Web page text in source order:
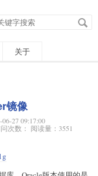
关于
镜像
06-27 09:17:00
次数： 阅读量：3551